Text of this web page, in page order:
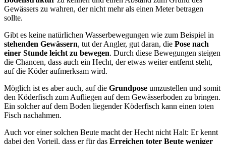
Gewässers zu wahren, der nicht mehr als einen Meter betragen
sollte.
Gibt es keine natürlichen Wasserbewegungen wie zum Beispiel in
stehenden Gewässern, tut der Angler, gut daran, die Pose nach
einer Stunde leicht zu bewegen. Durch diese Bewegungen steigen
die Chancen, dass auch ein Hecht, der etwas weiter entfernt steht,
auf die Köder aufmerksam wird.
Möglich ist es aber auch, auf die Grundpose umzustellen und somit
den Köderfisch zum Aufliegen auf dem Gewässerboden zu bringen.
Ein solcher auf dem Boden liegender Köderfisch kann einen toten
Fisch nachahmen.
Auch vor einer solchen Beute macht der Hecht nicht Halt: Er kennt
dabei den Vorteil, dass er für das Erreichen toter Beute weniger